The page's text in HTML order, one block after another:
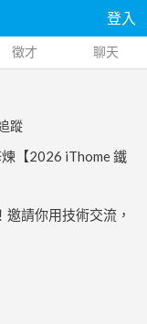
登入
徵才 聊天
蹤
【2026 iThome 鐵
請你用技術交流，